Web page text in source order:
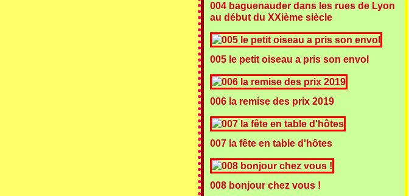
004 baguenauder dans les rues de Lyon
au début du XXième siècle
005 le petit oiseau a pris son envol
006 la remise des prix 2019
007 la fête en table d'hôtes
008 bonjour chez vous !